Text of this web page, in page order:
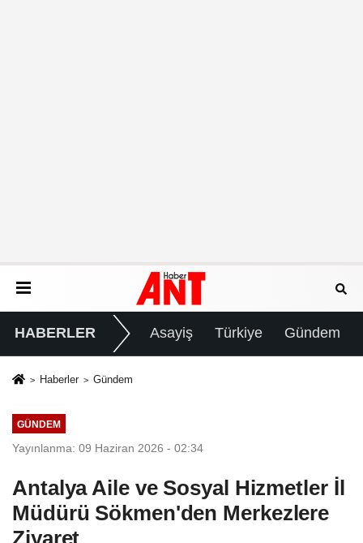
HABERLER Asayiş Türkiye Gündem
Haberler Gündem
GÜNDEM
Yayınlanma: 09 Haziran 2026 - 02:34
Antalya Aile ve Sosyal Hizmetler İl
Müdürü Sökmen'den Merkezlere
Ziyaret